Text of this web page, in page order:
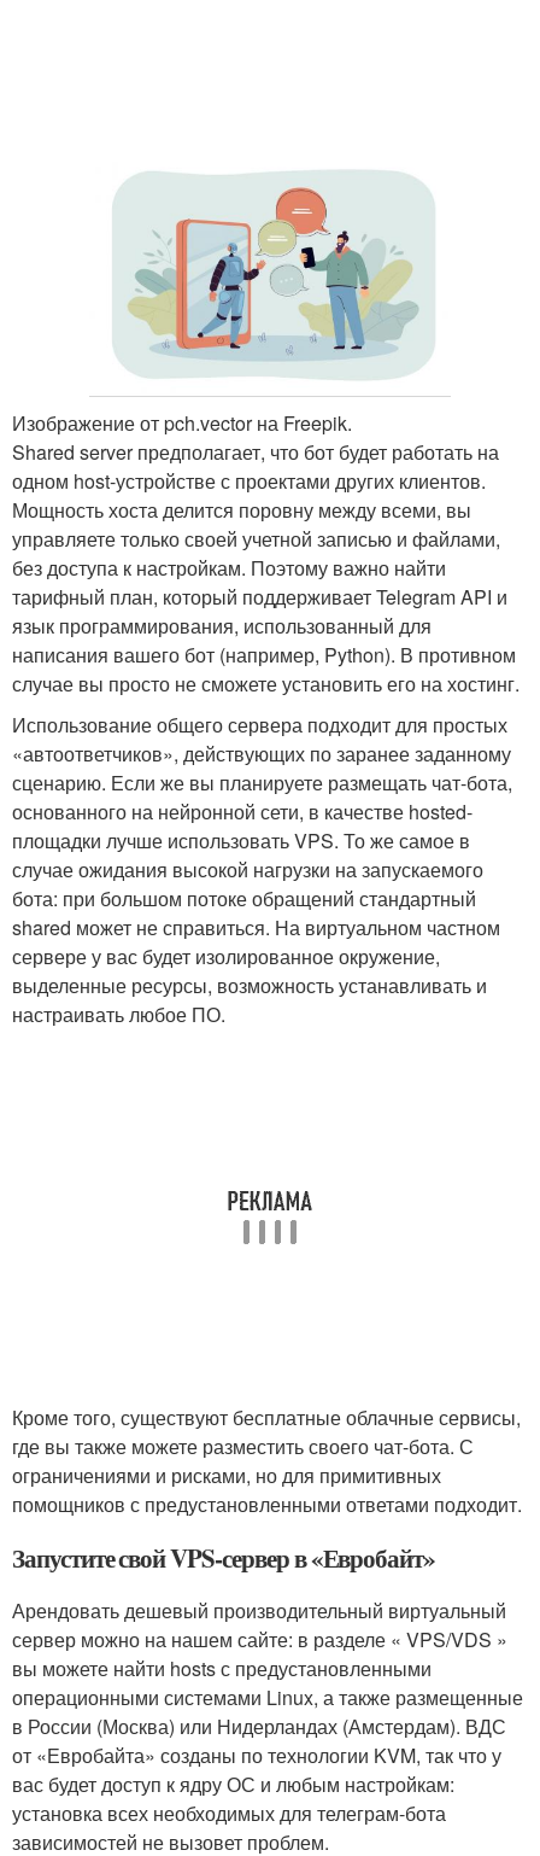
Изображение от pch.vector на Freepik.
Shared server предполагает, что бот будет работать на
одном host-устройстве с проектами других клиентов.
Мощность хоста делится поровну между всеми, вы
управляете только своей учетной записью и файлами,
без доступа к настройкам. Поэтому важно найти
тарифный план, который поддерживает Telegram API и
язык программирования, использованный для
написания вашего бот (например, Python). В противном
случае вы просто не сможете установить его на хостинг.
Использование общего сервера подходит для простых
«автоответчиков», действующих по заранее заданному
сценарию. Если же вы планируете размещать чат-бота,
основанного на нейронной сети, в качестве hosted-
площадки лучше использовать VPS. То же самое в
случае ожидания высокой нагрузки на запускаемого
бота: при большом потоке обращений стандартный
shared может не справиться. На виртуальном частном
сервере у вас будет изолированное окружение,
выделенные ресурсы, возможность устанавливать и
настраивать любое ПО.
Кроме того, существуют бесплатные облачные сервисы,
где вы также можете разместить своего чат-бота. С
ограничениями и рисками, но для примитивных
помощников с предустановленными ответами подходит.
Запустите свой VPS-сервер в «Евробайт»
Арендовать дешевый производительный виртуальный
сервер можно на нашем сайте: в разделе « VPS/VDS »
вы можете найти hosts с предустановленными
операционными системами Linux, а также размещенные
в России (Москва) или Нидерландах (Амстердам). ВДС
от «Евробайта» созданы по технологии KVM, так что у
вас будет доступ к ядру ОС и любым настройкам:
установка всех необходимых для телеграм-бота
зависимостей не вызовет проблем.